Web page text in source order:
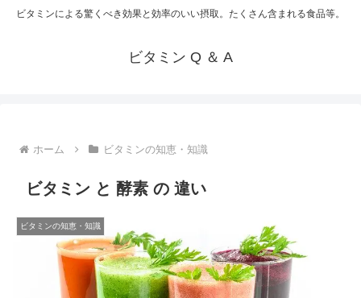
ビタミンによる驚くべき効果と効率のいい摂取。たくさん含まれる食品等。
ビタミン Q ＆ A
ホーム ビタミンの知恵・知識
ビタミン と 酵素 の 違い
ビタミンの知恵・知識